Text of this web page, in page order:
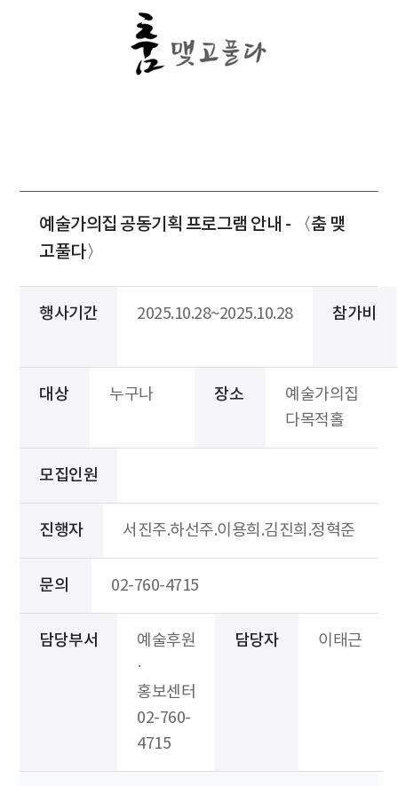
예술가의집 공동기획 프로그램 안내 - 〈춤 맺
고풀다〉
행사기간 2025.10.28~2025.10.28 참가비
대상 누구나 장소
예술가의집
다목적홀
모집인원
진행자 서진주.하선주.이용희.김진희.정혁준
문의 02-760-4715
담당부서
예술후원
·
홍보센터
02-760-
4715
담당자 이태근